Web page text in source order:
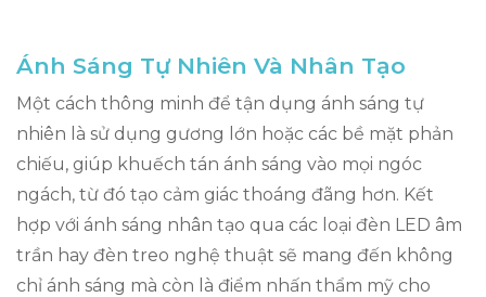
Ánh Sáng Tự Nhiên Và Nhân Tạo
Một cách thông minh để tận dụng ánh sáng tự
nhiên là sử dụng gương lớn hoặc các bề mặt phản
chiếu, giúp khuếch tán ánh sáng vào mọi ngóc
ngách, từ đó tạo cảm giác thoáng đãng hơn. Kết
hợp với ánh sáng nhân tạo qua các loại đèn LED âm
trần hay đèn treo nghệ thuật sẽ mang đến không
chỉ ánh sáng mà còn là điểm nhấn thẩm mỹ cho